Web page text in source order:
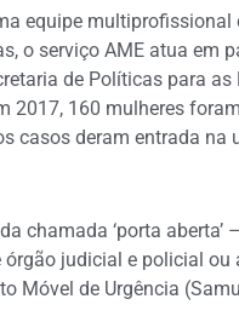
equipe multiprofissional
o serviço AME atua em
de Políticas para as
2017, 160 mulheres
casos deram entrada na
chamada ‘porta aberta’
judicial e policial ou
Móvel de Urgência